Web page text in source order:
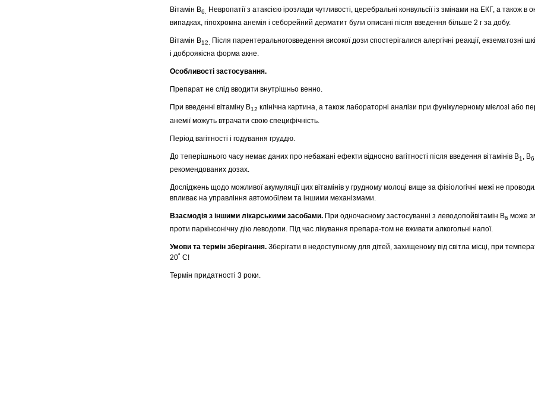
Вітамін В6. Невропатії з атаксією ірозлади чутливості, церебральні конвульсії із змінами на ЕКГ, а також в
випадках, гіпохромна анемія і себорейний дерматит були описані після введення більше 2 г за добу.
Вітамін В12. Після парентеральноговведення високої дози спостерігалися алергічні реакції, екзематозні
і доброякісна форма акне.
Особливості застосування.
Препарат не слід вводити внутрішньо венно.
При введенні вітаміну В12 клінічна картина, а також лабораторні аналізи при фунікулерному мієлозі або
анемії можуть втрачати свою специфічність.
Період вагітності і годування груддю.
До теперішнього часу немає даних про небажані ефекти відносно вагітності після введення вітамінів В1 , В6
рекомендованих дозах.
Досліджень щодо можливої акумуляції цих вітамінів у грудному молоці вище за фізіологічні межі не
впливає на управління автомобілем та іншими механізмами.
Взаємодія з іншими лікарськими засобами. При одночасному застосуванні з леводопойвітамін В6 може
проти паркінсонічну дію леводопи. Під час лікування препара-том не вживати алкогольні напої.
Умови та термін зберігання. Зберігати в недоступному для дітей, захищеному від світла місці, при
20˚ С!
Термін придатності 3 роки.